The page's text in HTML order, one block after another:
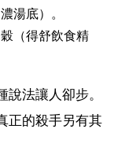
湯底）。
（得舒飲食精
說法讓人卻步。
的殺手另有其